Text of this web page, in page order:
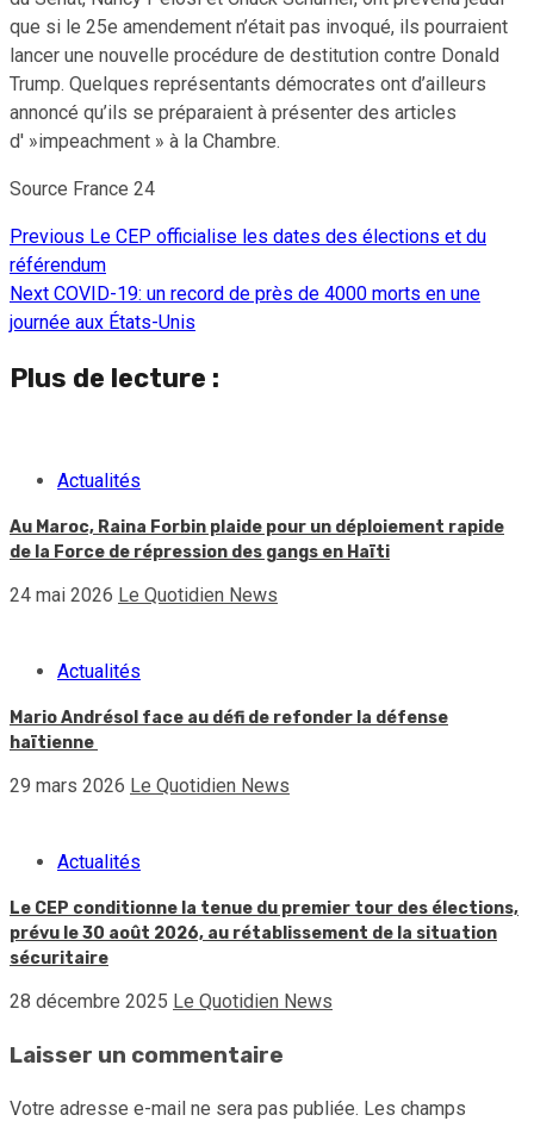
que si le 25e amendement n’était pas invoqué, ils pourraient
lancer une nouvelle procédure de destitution contre Donald
Trump. Quelques représentants démocrates ont d’ailleurs
annoncé qu’ils se préparaient à présenter des articles
d' »impeachment » à la Chambre.
Source France 24
Continue
Reading
Previous Le CEP officialise les dates des élections et du
référendum
Next COVID-19: un record de près de 4000 morts en une
journée aux États-Unis
Plus de lecture :
Actualités
Au Maroc, Raina Forbin plaide pour un déploiement rapide
de la Force de répression des gangs en Haïti
24 mai 2026 Le Quotidien News
Actualités
Mario Andrésol face au défi de refonder la défense
haïtienne
29 mars 2026 Le Quotidien News
Actualités
Le CEP conditionne la tenue du premier tour des élections,
prévu le 30 août 2026, au rétablissement de la situation
sécuritaire
28 décembre 2025 Le Quotidien News
Laisser un commentaire
Votre adresse e-mail ne sera pas publiée. Les champs